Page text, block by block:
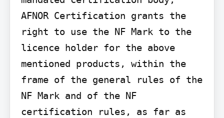
AFNOR Certification grants the
right to use the NF Mark to the
licence holder for the above
mentioned products, within the
frame of the general rules of the
NF Mark and of the NF
certification rules, as far as